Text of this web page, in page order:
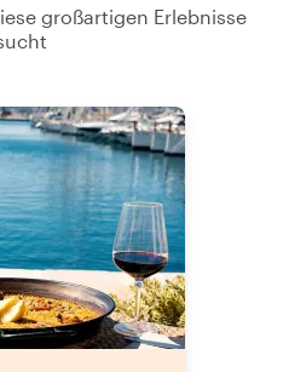
großartigen Erlebnisse